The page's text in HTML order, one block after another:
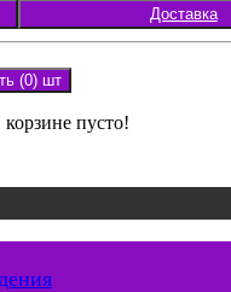
Доставка
(0) шт
пусто!